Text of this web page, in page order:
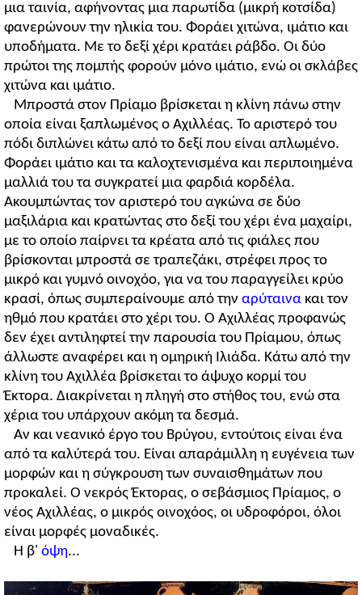
μια ταινία, αφήνοντας μια παρωτίδα (μικρή κοτσίδα)
φανερώνουν την ηλικία του. Φοράει χιτώνα, ιμάτιο και
υποδήματα. Με το δεξί χέρι κρατάει ράβδο. Οι δύο
πρώτοι της πομπής φορούν μόνο ιμάτιο, ενώ οι σκλάβες
χιτώνα και ιμάτιο.
Μπροστά στον Πρίαμο βρίσκεται η κλίνη πάνω στην
οποία είναι ξαπλωμένος ο Αχιλλέας. Το αριστερό του
πόδι διπλώνει κάτω από το δεξί που είναι απλωμένο.
Φοράει ιμάτιο και τα καλοχτενισμένα και περιποιημένα
μαλλιά του τα συγκρατεί μια φαρδιά κορδέλα.
Ακουμπώντας τον αριστερό του αγκώνα σε δύο
μαξιλάρια και κρατώντας στο δεξί του χέρι ένα μαχαίρι,
με το οποίο παίρνει τα κρέατα από τις φιάλες που
βρίσκονται μπροστά σε τραπεζάκι, στρέφει προς το
μικρό και γυμνό οινοχόο, για να του παραγγείλει κρύο
κρασί, όπως συμπεραίνουμε από την αρύταινα και τον
ηθμό που κρατάει στο χέρι του. Ο Αχιλλέας προφανώς
δεν έχει αντιληφτεί την παρουσία του Πρίαμου, όπως
άλλωστε αναφέρει και η ομηρική Ιλιάδα. Κάτω από την
κλίνη του Αχιλλέα βρίσκεται το άψυχο κορμί του
Έκτορα. Διακρίνεται η πληγή στο στήθος του, ενώ στα
χέρια του υπάρχουν ακόμη τα δεσμά.
Αν και νεανικό έργο του Βρύγου, εντούτοις είναι ένα
από τα καλύτερά του. Είναι απαράμιλλη η ευγένεια των
μορφών και η σύγκρουση των συναισθημάτων που
προκαλεί. Ο νεκρός Έκτορας, ο σεβάσμιος Πρίαμος, ο
νέος Αχιλλέας, ο μικρός οινοχόος, οι υδροφόροι, όλοι
είναι μορφές μοναδικές.
Η β' όψη...